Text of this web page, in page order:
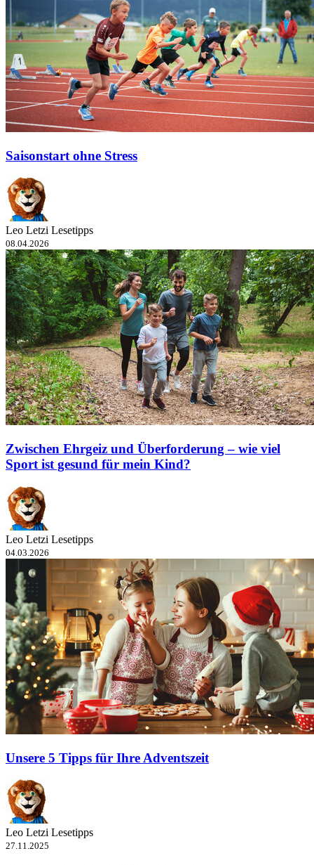
Saisonstart ohne Stress
Leo Letzi Lesetipps
08.04.2026
Zwischen Ehrgeiz und Überforderung – wie viel
Sport ist gesund für mein Kind?
Leo Letzi Lesetipps
04.03.2026
Unsere 5 Tipps für Ihre Adventszeit
Leo Letzi Lesetipps
27.11.2025